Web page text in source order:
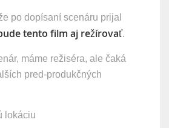
po dopísaní scenáru prijal
tento film aj režírovať.
máme režiséra, ale čaká
pred-produkčných
lokáciu